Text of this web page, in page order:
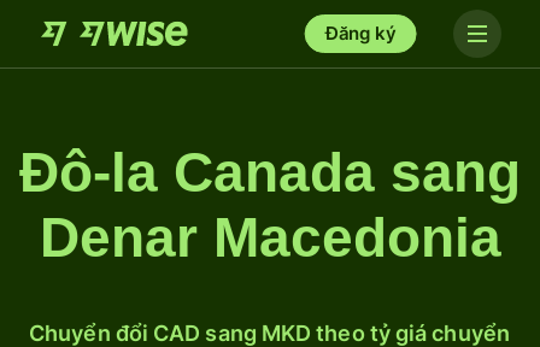
Đăng ký
Đô-la Canada sang
Denar Macedonia
Chuyển đổi CAD sang MKD theo tỷ giá chuyển